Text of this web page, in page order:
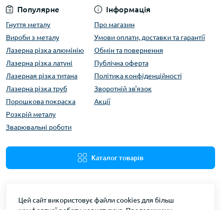
Популярне
Гнуття металу
Вироби з металу
Лазерна різка алюмінію
Лазерна різка латуні
Лазерная різка титана
Лазерна різка труб
Порошкова покраска
Розкрій металу
Зварювальні роботи
Інформація
Про магазин
Умови оплати, доставки та гарантії
Обмін та повернення
Публічна оферта
Політика конфіденційності
Зворотній зв'язок
Акції
Каталог товарів
Цей сайт використовує файли cookies для більш